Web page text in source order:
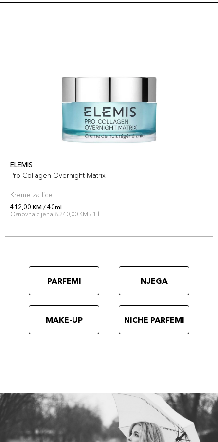
ELEMIS
Pro Collagen Overnight Matrix
Kreme za lice
412,00 KM / 40ml
Osnovna cijena 8.240,00 KM / 1 l
PARFEMI NJEGA
MAKE-UP NICHE PARFEMI